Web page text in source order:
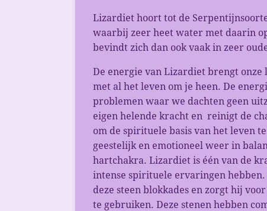
Lizardiet hoort tot de
waarbij zeer heet water met daarin
bevindt zich dan ook vaak in zeer
De energie van Lizardiet brengt
met al het leven om je heen. De
problemen waar we dachten geen
eigen helende kracht en reinigt de
om de spirituele basis van het leven
geestelijk en emotioneel weer in
hartchakra. Lizardiet is één van de
intense spirituele ervaringen
deze steen blokkades en zorgt hij
te gebruiken. Deze stenen hebben